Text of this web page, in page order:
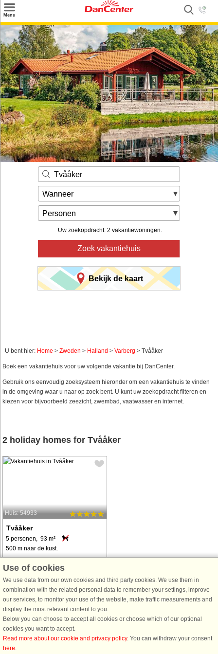
Menu
Zoeken
Inspiratie
Informatie over
Service
Kontakt
Tvååker
Wanneer
Personen
Uw zoekopdracht: 2 vakantiewoningen.
Zoek vakantiehuis
Bekijk de kaart
U bent hier: Home > Zweden > Halland > Varberg > Tvååker
Boek een vakantiehuis voor uw volgende vakantie bij DanCenter.
Gebruik ons eenvoudig zoeksysteem hieronder om een vakantiehuis te vinden
in de omgeving waar u naar op zoek bent. U kunt uw zoekopdracht filteren en
kiezen voor bijvoorbeeld zeezicht, zwembad, vaatwasser en internet.
2 holiday homes for Tvååker
Huis: 54933
Tvååker
5 personen, 93 m²
500 m naar de kust.
In einem der schönsten
komplett renovierte Kulturzentrum.
Neben dem Haus befindet sich
Dagsås alte Mühle und hier fließt der
Fluss Dagsåsån. Das Ferienhaus ist
eine ländliche ...
van € 1.122
Use of cookies
We use data from our own cookies and third party cookies. We use them in
combination with the related personal data to remember your settings, improve
our services, to monitor your use of the website, make traffic measurements and
display the most relevant content to you.
Below you can choose to accept all cookies or choose which of our optional
cookies you want to accept.
Read more about our cookie and privacy policy. You can withdraw your consent
here.